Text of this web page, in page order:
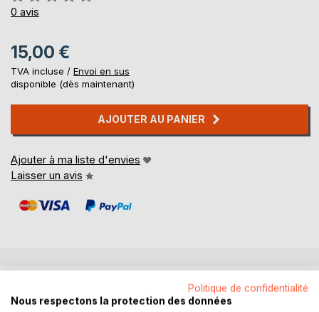
0%
0 avis
15,00 €
TVA incluse / Envoi en sus
disponible (dès maintenant)
AJOUTER AU PANIER
Ajouter à ma liste d'envies
Laisser un avis
Politique de confidentialité
Nous respectons la protection des données